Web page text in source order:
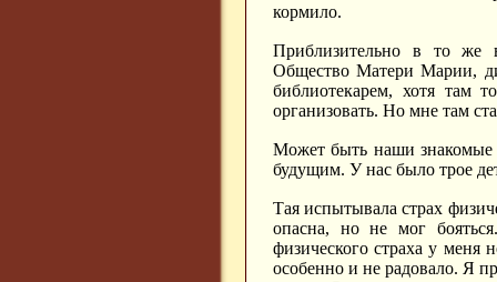
кормило.
Приблизительно в то же
Общество Матери Марии,
библиотекарем, хотя там
организовать. Но мне там
Может быть наши знакомые
будущим. У нас было трое
Тая испытывала страх
опасна, но не мог
физического страха у меня
особенно и не радовало. Я